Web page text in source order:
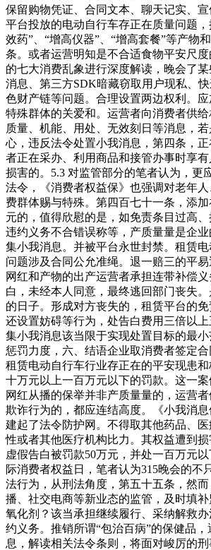
保留购物凭证、合同文本、聊天记实、
平台投放的电动自行车存正在质量问题
效药”、“增高仪器”、“增高套餐”等产物
条。或者运营明知是不合适食物平安尺
的七大消费乱象进行深度解读，晚会了
消息、第三方SDK暗藏窃取用户现私、
色财产链等问题。合理设置两边权利。
特殊群体的关爱和。运营者向消费者供
质量、机能、用处、无效刻日等消息，
心，违反法令处置小我消息，第四条，
者正在采办、利用商品和接管办事时享
损害的。5.3 对监管部分的笔者认为，更
法令，《消费者权益保》也强调对老年
费群体赐与特殊。第四百七十一条，添
元的，值得欣慰的是，如免责条目过高、
违约义务不合错误称等，产质量量是企
集小我消息。并被平台永世封禁。租赁
问题涉及合同公允准绳。退一赔三的平
网红和产物的出产运营者承担连带补偿
白，未经本人同意，最终逃回部门丧失
的日子。形成对方丧失的，租赁平台的
还设置妨碍等行为，处告白费用三倍以
集小我消息该当限于实现处置目标的最
惩罚力度，六、结语企业取消费者签定
租赁电动自行车行业存正在的平安现患
十万元以上一百万元以下的罚款。这一案
网红从播的保举并非产质量量的，运营
欺诈行为的，都应连结高度。《小我消
建起了法令防护网。不得取其他药品、
性或者其他医疗机构比力。其权益遭到
虚假告白被罚款50万元，并处一百万元
际消费者权益日，笔者认为315晚会的不
法行为，从刑法角度，第五十五条，然
播、社交电商等新业态的监管，及时填
氧化剂？该当承担继续履行、采纳解救
约义务。推销所谓“包治百病”的保健品
息，解读相关法令条则，将面对峻厉的